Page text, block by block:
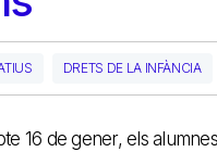
DRETS DE LA INFÀNCIA
16 de gener, els